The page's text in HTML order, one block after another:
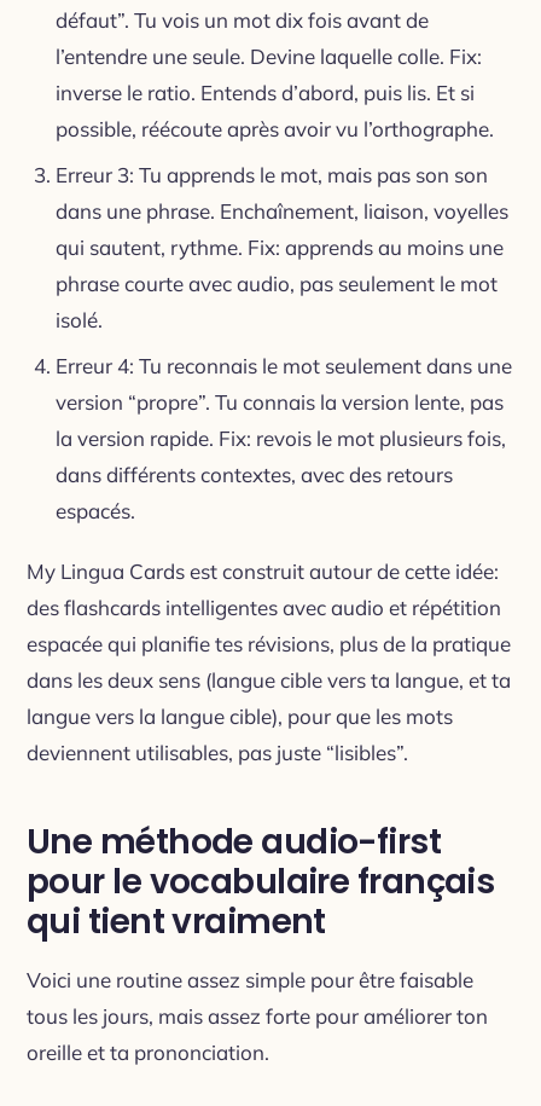
défaut”. Tu vois un mot dix fois avant de
l’entendre une seule. Devine laquelle colle. Fix:
inverse le ratio. Entends d’abord, puis lis. Et si
possible, réécoute après avoir vu l’orthographe.
Erreur 3: Tu apprends le mot, mais pas son son
dans une phrase. Enchaînement, liaison, voyelles
qui sautent, rythme. Fix: apprends au moins une
phrase courte avec audio, pas seulement le mot
isolé.
Erreur 4: Tu reconnais le mot seulement dans une
version “propre”. Tu connais la version lente, pas
la version rapide. Fix: revois le mot plusieurs fois,
dans différents contextes, avec des retours
espacés.
My Lingua Cards est construit autour de cette idée:
des flashcards intelligentes avec audio et répétition
espacée qui planifie tes révisions, plus de la pratique
dans les deux sens (langue cible vers ta langue, et ta
langue vers la langue cible), pour que les mots
deviennent utilisables, pas juste “lisibles”.
Une méthode audio-first
pour le vocabulaire français
qui tient vraiment
Voici une routine assez simple pour être faisable
tous les jours, mais assez forte pour améliorer ton
oreille et ta prononciation.